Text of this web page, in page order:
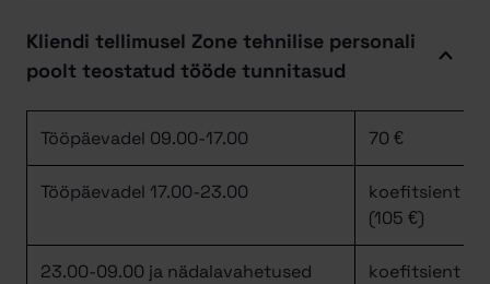
Kliendi tellimusel Zone tehnilise personali
poolt teostatud tööde tunnitasud
Tööpäevadel 09.00-17.00 70 €
Tööpäevadel 17.00-23.00
koefitsient 1,5
(105 €)
23.00-09.00 ja nädalavahetused
koefitsient 2,0